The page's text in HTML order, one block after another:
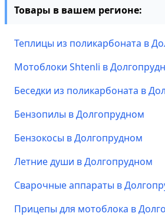
Товары в вашем регионе:
Теплицы из поликарбоната в
Мотоблоки Shtenli в
Беседки из поликарбоната в
Бензопилы в Долгопрудном
Бензокосы в Долгопрудном
Летние души в Долгопрудном
Сварочные аппараты в
Прицепы для мотоблока в